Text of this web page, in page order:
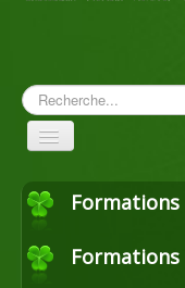
Rechercher
Toggle
Navigation